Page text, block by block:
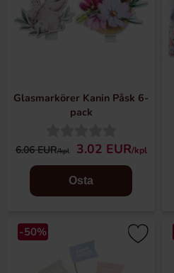
Glasmarkörer Kanin Påsk 6-
pack
6.06 EUR/kpl 3.02 EUR/kpl
Osta
-50%